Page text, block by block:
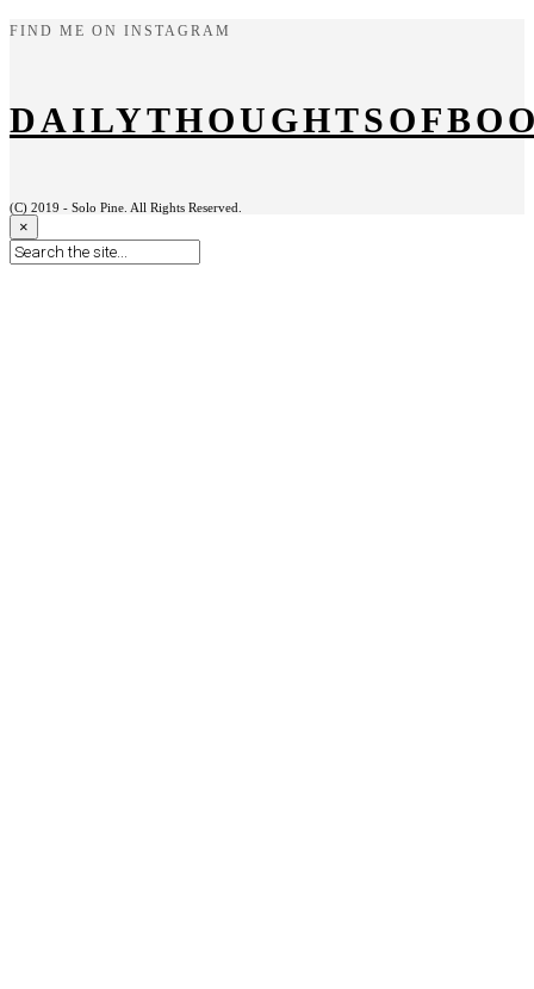
FIND ME ON INSTAGRAM
(C) 2019 - Solo Pine. All Rights Reserved.
×